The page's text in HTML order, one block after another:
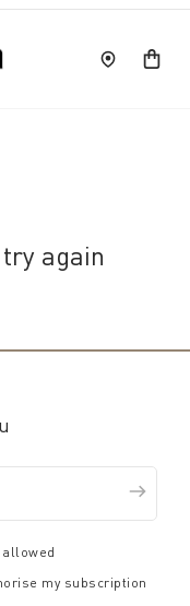
again
my subscription